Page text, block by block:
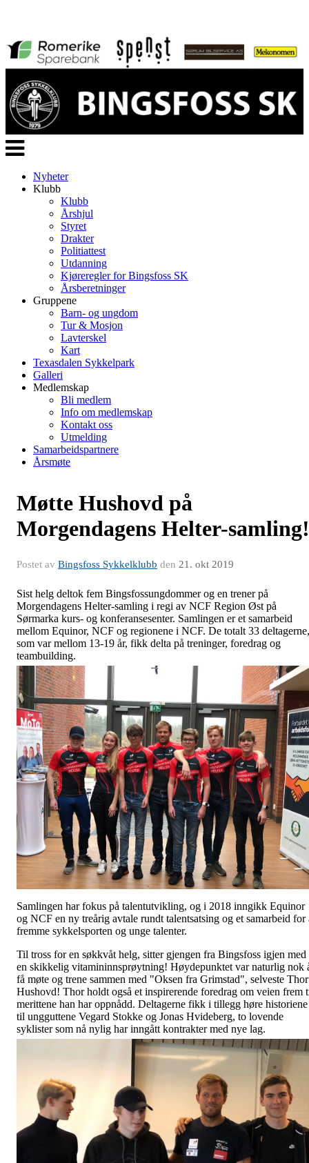
Veksle
navigasjon
Nyheter
Klubb
Klubb
Årshjul
Styret
Drakter
Politiattest
Utdanning
Kjøreregler for Bingsfoss SK
Årsberetninger
Gruppene
Barn- og ungdom
Tur & Mosjon
Lavterskel
Kart
Texasdalen Sykkelpark
Galleri
Medlemskap
Bli medlem
Info om medlemskap
Kontakt oss
Utmelding
Samarbeidspartnere
Årsmøte
Møtte Hushovd på
Morgendagens Helter-samling!
Postet av Bingsfoss Sykkelklubb den 21. okt 2019
Sist helg deltok fem Bingsfossungdommer og en trener på
Morgendagens Helter-samling i regi av NCF Region Øst på
Sørmarka kurs- og konferansesenter. Samlingen er et samarbeid
mellom Equinor, NCF og regionene i NCF. De totalt 33 deltagerne,
som var mellom 13-19 år, fikk delta på treninger, foredrag og
teambuilding.
Samlingen har fokus på talentutvikling, og i 2018 inngikk Equinor
og NCF en ny treårig avtale rundt talentsatsing og et samarbeid for
fremme sykkelsporten og unge talenter.
Til tross for en søkkvåt helg, sitter gjengen fra Bingsfoss igjen med
en skikkelig vitamininnsprøytning! Høydepunktet var naturlig nok
få møte og trene sammen med "Oksen fra Grimstad", selveste Thor
Hushovd! Thor holdt også et inspirerende foredrag om veien frem
merittene han har oppnådd. Deltagerne fikk i tillegg høre historiene
til ungguttene Vegard Stokke og Jonas Hvideberg, to lovende
syklister som nå nylig har inngått kontrakter med nye lag.